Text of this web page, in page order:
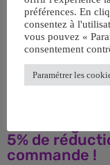
Inscrivez-
recevoir
Vous voulez savoir
avec le BARF ?
GRATUIT SUR LE
5% de
commande !
préférences. En
consentez à
vous pouvez «
consentement
Paramétrer les